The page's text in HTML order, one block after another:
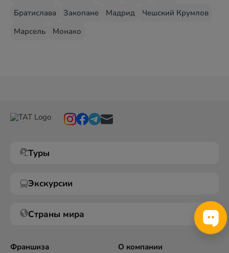
Братислава
Закопане Мадрид
Чешский Крумлов
Марсель
Монако
Туры
Экскурсии
Страны мира
Франшиза
О компании